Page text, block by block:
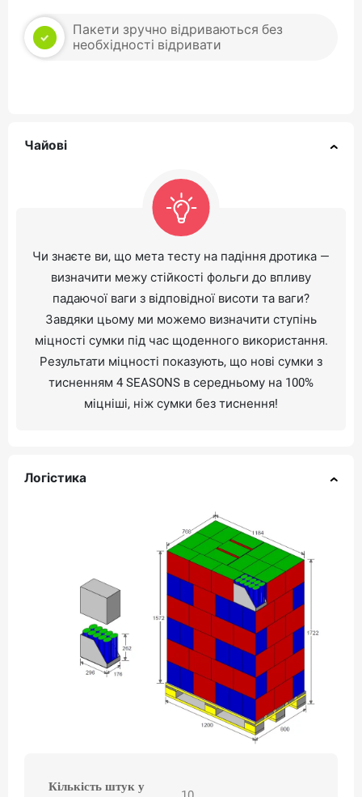
Пакети зручно відриваються без
необхідності відривати
Чайові
Чи знаєте ви, що мета тесту на падіння дротика —
визначити межу стійкості фольги до впливу
падаючої ваги з відповідної висоти та ваги?
Завдяки цьому ми можемо визначити ступінь
міцності сумки під час щоденного використання.
Результати міцності показують, що нові сумки з
тисненням 4 SEASONS в середньому на 100%
міцніші, ніж сумки без тиснення!
Логістика
Кількість штук у